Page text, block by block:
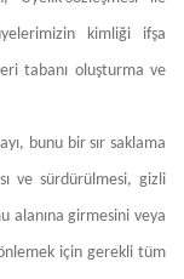
kimliği ifşa
tabanı oluşturma ve
bunu bir sır saklama
ve sürdürülmesi, gizli
alanına girmesini veya
önlemek için gerekli tüm